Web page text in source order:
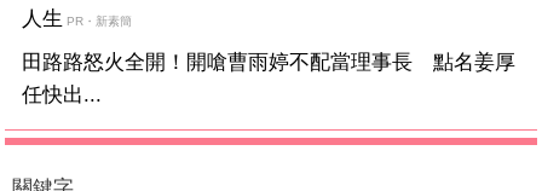
人生
PR・新素簡
田路路怒火全開！開嗆曹雨婷不配當理事長 點名姜厚
任快出...